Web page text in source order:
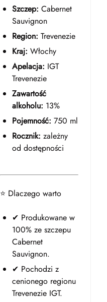
Szczep: Cabernet
Sauvignon
Region: Trevenezie
Kraj: Włochy
Apelacja: IGT
Trevenezie
Zawartość
alkoholu: 13%
Pojemność: 750 ml
Rocznik: zależny
od dostępności
⭐ Dlaczego warto
✔ Produkowane w
100% ze szczepu
Cabernet
Sauvignon.
✔ Pochodzi z
cenionego regionu
Trevenezie IGT.